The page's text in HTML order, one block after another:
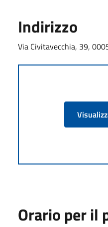
Indirizzo
Via Civitavecchia, 39,
Orario per il